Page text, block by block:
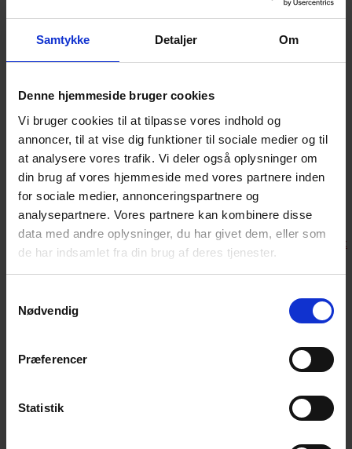
Samtykke Detaljer Om
Denne hjemmeside bruger cookies
Vi bruger cookies til at tilpasse vores indhold og
annoncer, til at vise dig funktioner til sociale medier og til
at analysere vores trafik. Vi deler også oplysninger om
din brug af vores hjemmeside med vores partnere inden
for sociale medier, annonceringspartnere og
analysepartnere. Vores partnere kan kombinere disse
data med andre oplysninger, du har givet dem, eller som
de har indsamlet fra din brug af deres tjenester.
Nødvendig
Præferencer
Statistik
Beskrivelse af episode
I dette afsnit fortæller Anne om sin oplevelse med, og
sorgen i, at hendes mor valgte at tage sit eget liv. Det er
en rørende, nærværende og autentisk episode, som giver
os et lysende billede af den proces, som Anne har
mobiliseret. Tak Anne – for at være så ærlig og dele…
https://open.spotify.com/episode/271Q756LahtEITTcrRcysx
Anne arbejder frivilligt i Efterladte efter selvmord –
Cafégruppe Næstved. Tak for et stærkt og ærligt
Den næste aktivitet i Næstved er musikforedrag med
gratis at deltage, tilmelding sker via NemTilmeld, læs mere